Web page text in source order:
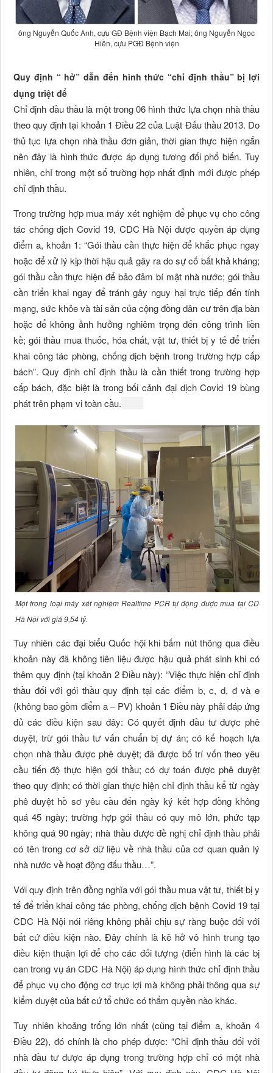
ông Nguyễn Quốc Anh, cựu GĐ Bệnh viện Bạch Mai; ông Nguyễn Ngọc
Hiền, cựu PGĐ Bệnh viện
Quy định “ hở” dẫn đến hình thức “chỉ định thầu” bị lợi
dụng triệt để
Chỉ định đầu thầu là một trong 06 hình thức lựa chọn nhà thầu
theo quy định tại khoản 1 Điều 22 của Luật Đấu thầu 2013. Do
thủ tục lựa chọn nhà thầu đơn giản, thời gian thực hiện ngắn
nên đây là hình thức được áp dụng tương đối phổ biến. Tuy
nhiên, chỉ trong một số trường hợp nhất định mới được phép
chỉ định thầu.
Trong trường hợp mua máy xét nghiệm để phục vụ cho công
tác chống dịch Covid 19, CDC Hà Nội được quyền áp dụng
điểm a, khoản 1: “Gói thầu cần thực hiện để khắc phục ngay
hoặc để xử lý kịp thời hậu quả gây ra do sự cố bất khả kháng;
gói thầu cần thực hiện để bảo đảm bí mật nhà nước; gói thầu
cần triển khai ngay để tránh gây nguy hại trực tiếp đến tính
mạng, sức khỏe và tài sản của cộng đồng dân cư trên địa bàn
hoặc để không ảnh hưởng nghiêm trọng đến công trình liền
kề; gói thầu mua thuốc, hóa chất, vật tư, thiết bị y tế để triển
khai công tác phòng, chống dịch bệnh trong trường hợp cấp
bách”. Quy định chỉ định thầu là cần thiết trong trường hợp
cấp bách, đặc biệt là trong bối cảnh đại dịch Covid 19 bùng
phát trên phạm vi toàn cầu.
Một trong loại máy xét nghiệm Realtime PCR tự động được mua tại CDC
Hà Nội với giá 9,54 tỷ.
Tuy nhiên các đại biểu Quốc hội khi bấm nút thông qua điều
khoản này đã không tiên liệu được hậu quả phát sinh khi có
thêm quy định (tại khoản 2 Điều này): “Việc thực hiện chỉ định
thầu đối với gói thầu quy định tại các điểm b, c, d, đ và e
(không bao gồm điểm a – PV) khoản 1 Điều này phải đáp ứng
đủ các điều kiện sau đây: Có quyết định đầu tư được phê
duyệt, trừ gói thầu tư vấn chuẩn bị dự án; có kế hoạch lựa
chọn nhà thầu được phê duyệt; đã được bố trí vốn theo yêu
cầu tiến độ thực hiện gói thầu; có dự toán được phê duyệt
theo quy định; có thời gian thực hiện chỉ định thầu kể từ ngày
phê duyệt hồ sơ yêu cầu đến ngày ký kết hợp đồng không
quá 45 ngày; trường hợp gói thầu có quy mô lớn, phức tạp
không quá 90 ngày; nhà thầu được đề nghị chỉ định thầu phải
có tên trong cơ sở dữ liệu về nhà thầu của cơ quan quản lý
nhà nước về hoạt động đấu thầu…”.
Với quy định trên đồng nghĩa với gói thầu mua vật tư, thiết bị y
tế để triển khai công tác phòng, chống dịch bệnh Covid 19 tại
CDC Hà Nội nói riêng không phải chịu sự ràng buộc đối với
bất cứ điều kiện nào. Đây chính là kẽ hở vô hình trung tạo
điều kiện thuận lợi để cho các đối tượng (điển hình là các bị
can trong vụ án CDC Hà Nội) áp dụng hình thức chỉ định thầu
để phục vụ cho động cơ trục lợi mà không phải thông qua sự
kiểm duyệt của bất cứ tổ chức có thẩm quyền nào khác.
Tuy nhiên khoảng trống lớn nhất (cũng tại điểm a, khoản 4
Điều 22), đó chính là cho phép được: “Chỉ định thầu đối với
nhà đầu tư được áp dụng trong trường hợp chỉ có một nhà